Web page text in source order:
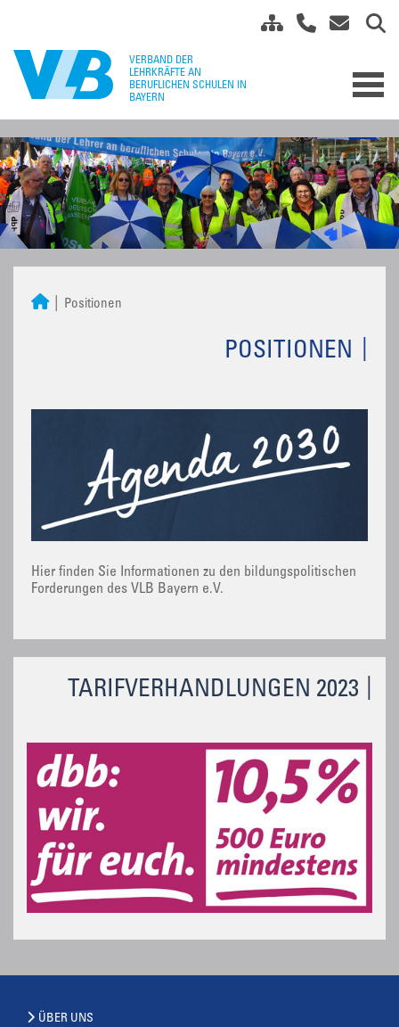
TARIFVERHANDLUNGEN 2023
Positionen
POSITIONEN
Hier finden Sie Informationen zu den bildungspolitischen
Forderungen des VLB Bayern e.V.
ÜBER UNS